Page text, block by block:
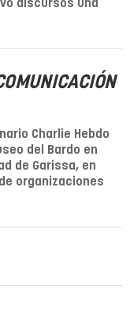
discursos una
Charlie Hebdo
del Bardo en
de Garissa, en
organizaciones